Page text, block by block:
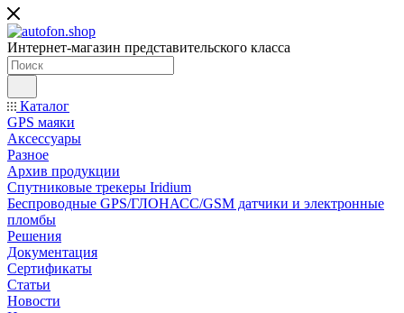
Интернет-магазин представительского класса
Каталог
GPS маяки
Аксессуары
Разное
Архив продукции
Спутниковые трекеры Iridium
Беспроводные GPS/ГЛОНАСС/GSM датчики и электронные
пломбы
Решения
Документация
Сертификаты
Статьи
Новости